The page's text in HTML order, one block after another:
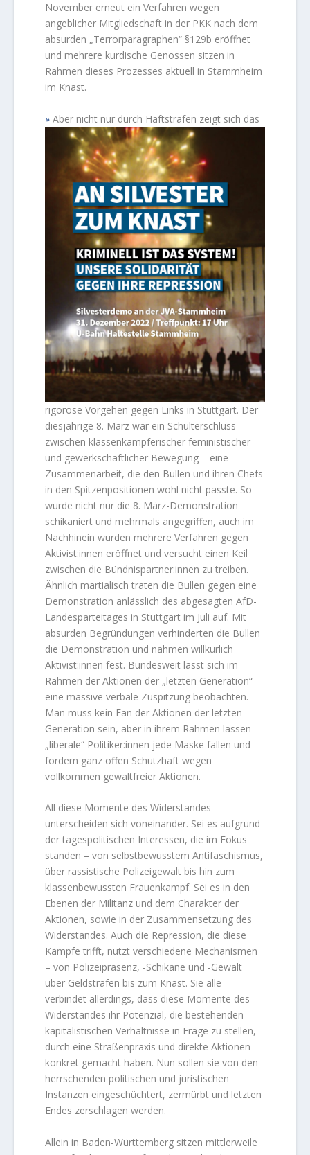
November erneut ein Verfahren wegen
angeblicher Mitgliedschaft in der PKK nach dem
absurden „Terrorparagraphen“ §129b eröffnet
und mehrere kurdische Genossen sitzen in
Rahmen dieses Prozesses aktuell in Stammheim
im Knast.
Aber nicht nur durch Haftstrafen zeigt sich das
rigorose Vorgehen gegen Links in Stuttgart. Der
diesjährige 8. März war ein Schulterschluss
zwischen klassenkämpferischer feministischer
und gewerkschaftlicher Bewegung – eine
Zusammenarbeit, die den Bullen und ihren Chefs
in den Spitzenpositionen wohl nicht passte. So
wurde nicht nur die 8. März-Demonstration
schikaniert und mehrmals angegriffen, auch im
Nachhinein wurden mehrere Verfahren gegen
Aktivist:innen eröffnet und versucht einen Keil
zwischen die Bündnispartner:innen zu treiben.
Ähnlich martialisch traten die Bullen gegen eine
Demonstration anlässlich des abgesagten AfD-
Landesparteitages in Stuttgart im Juli auf. Mit
absurden Begründungen verhinderten die Bullen
die Demonstration und nahmen willkürlich
Aktivist:innen fest. Bundesweit lässt sich im
Rahmen der Aktionen der „letzten Generation“
eine massive verbale Zuspitzung beobachten.
Man muss kein Fan der Aktionen der letzten
Generation sein, aber in ihrem Rahmen lassen
„liberale“ Politiker:innen jede Maske fallen und
fordern ganz offen Schutzhaft wegen
vollkommen gewaltfreier Aktionen.
All diese Momente des Widerstandes
unterscheiden sich voneinander. Sei es aufgrund
der tagespolitischen Interessen, die im Fokus
standen – von selbstbewusstem Antifaschismus,
über rassistische Polizeigewalt bis hin zum
klassenbewussten Frauenkampf. Sei es in den
Ebenen der Militanz und dem Charakter der
Aktionen, sowie in der Zusammensetzung des
Widerstandes. Auch die Repression, die diese
Kämpfe trifft, nutzt verschiedene Mechanismen
– von Polizeipräsenz, -Schikane und -Gewalt
über Geldstrafen bis zum Knast. Sie alle
verbindet allerdings, dass diese Momente des
Widerstandes ihr Potenzial, die bestehenden
kapitalistischen Verhältnisse in Frage zu stellen,
durch eine Straßenpraxis und direkte Aktionen
konkret gemacht haben. Nun sollen sie von den
herrschenden politischen und juristischen
Instanzen eingeschüchtert, zermürbt und letzten
Endes zerschlagen werden.
Allein in Baden-Württemberg sitzen mittlerweile